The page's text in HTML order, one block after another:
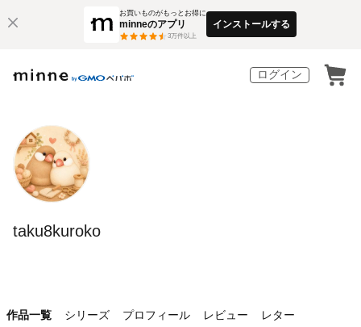
お買いものがもっとお得に
minneのアプリ
3万件以上
インストールする
ログイン
taku8kuroko
作品一覧 シリーズ プロフィール レビュー レター